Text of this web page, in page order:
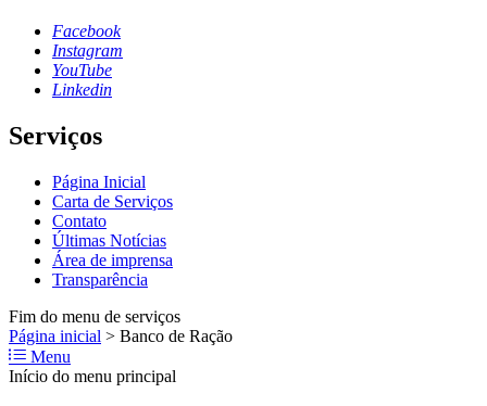
Facebook
Instagram
YouTube
Linkedin
Serviços
Página Inicial
Carta de Serviços
Contato
Últimas Notícias
Área de imprensa
Transparência
Fim do menu de serviços
Página inicial > Banco de Ração
Menu
Início do menu principal